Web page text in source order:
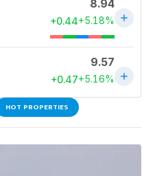
HOT PROPERTIES